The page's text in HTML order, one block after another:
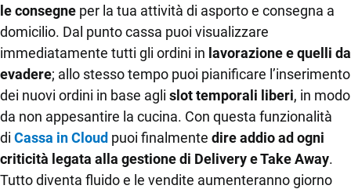
Automazione
scontrino
Anagrafiche
aziende e
clienti
Operatori e
Menù digitali
Self order e
Kiosk
Kitchen monitor
per la cucina
Prenotazione
tavoli
Gestione
asporto e
consegne a
domicilio
Automazione
corrispettivi
per dark
kitchen
Risorse utili
FAQ
Prezzi
Prova Gratis
le consegne per la tua attività di asporto e consegna a
domicilio. Dal punto cassa puoi visualizzare
immediatamente tutti gli ordini in lavorazione e quelli da
evadere; allo stesso tempo puoi pianificare l’inserimento
dei nuovi ordini in base agli slot temporali liberi, in modo
da non appesantire la cucina. Con questa funzionalità
di Cassa in Cloud puoi finalmente dire addio ad ogni
criticità legata alla gestione di Delivery e Take Away.
Tutto diventa fluido e le vendite aumenteranno giorno